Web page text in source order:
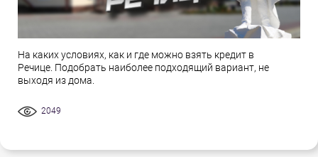
На каких условиях, как и где можно взять кредит в
Речице. Подобрать наиболее подходящий вариант, не
выходя из дома.
2049